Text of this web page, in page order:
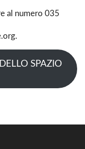
al numero 035
SPAZIO